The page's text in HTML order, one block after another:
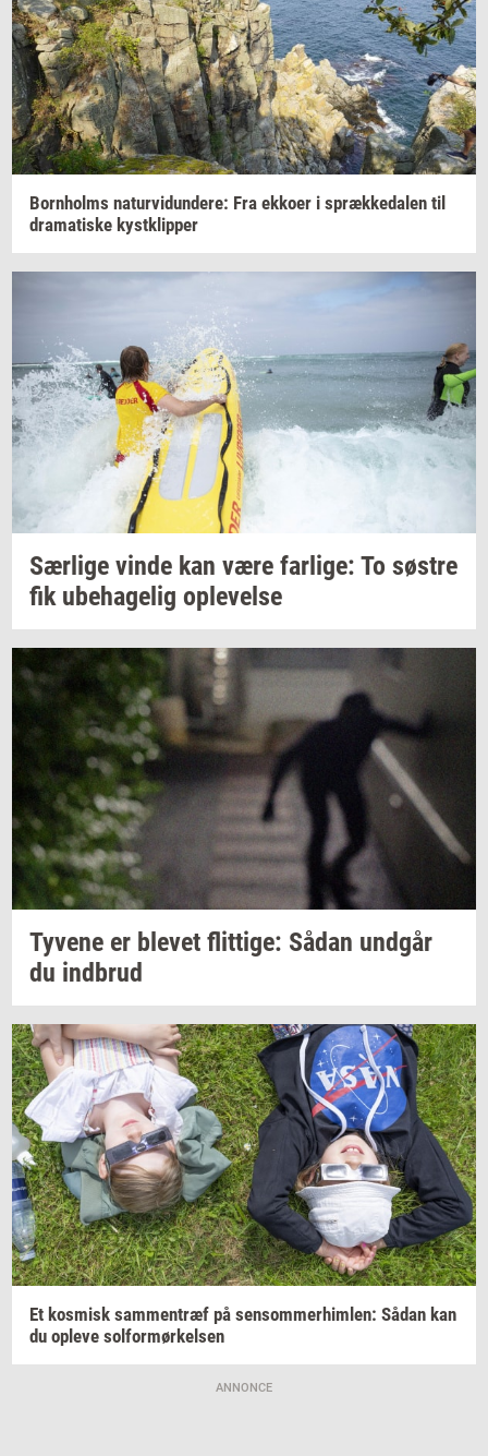
Born­holms na­tur­vi­dun­de­re: Fra ek­ko­er i spræk­ke­da­len til
dra­ma­ti­ske kyst­klip­per
Sær­li­ge vinde kan være far­li­ge: To sø­stre
fik ube­ha­ge­lig op­le­vel­se
Ty­ve­ne er ble­vet flit­ti­ge: Sådan und­går
du ind­brud
Et kos­misk sam­men­træf på sen­som­mer­him­len: Sådan kan
du op­le­ve sol­for­mør­kel­sen
ANNONCE